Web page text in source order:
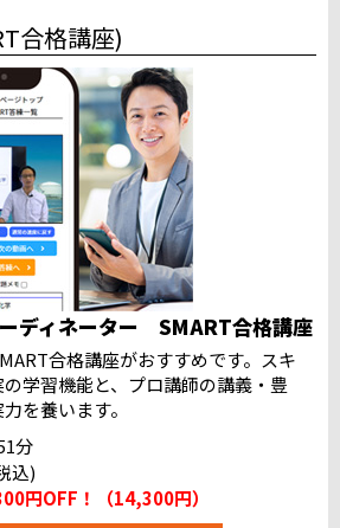
テストセンター
ストセンター５階
センター（２階会場）
ター（Daiwa西新宿ビル）
ンター
ー
トセンター
満席
倉教室テストセンター
ック新潟大学前駅テストセンター
ル甲府テストセンター
ール長野テストセンター
ター
ンター
ビルテストセンター
満席
クール金沢校
満席
合格講座)
ディネーター SMART合格講座
合格講座がおすすめです。スキ
学習機能と、プロ講師の講義・豊
を養います。
分
込)
円OFF！（14,300円）